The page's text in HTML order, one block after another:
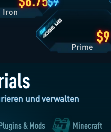
6.75
und verwalten
& Mods Minecraft